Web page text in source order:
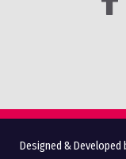
Designed & Developed